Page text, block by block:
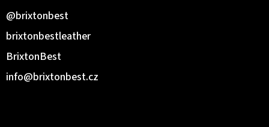
info@brixtonbest.cz
BrixtonBest
brixtonbestleather
@brixtonbest